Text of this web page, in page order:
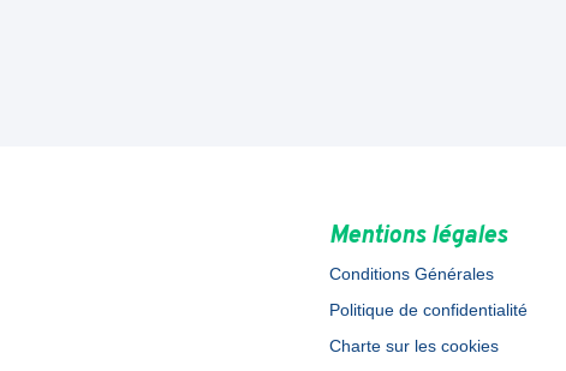
Mentions légales
Conditions Générales
Politique de confidentialité
Charte sur les cookies